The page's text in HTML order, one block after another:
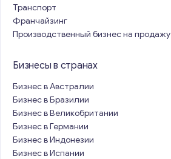
Транспорт
Франчайзинг
Производственный бизнес на продажу
Бизнесы в странах
Бизнес в Австралии
Бизнес в Бразилии
Бизнес в Великобритании
Бизнес в Германии
Бизнес в Индонезии
Бизнес в Испании